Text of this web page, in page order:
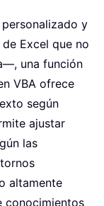
y
Excel que no
una función
VBA ofrece
según
ajustar
las
altamente
conocimientos